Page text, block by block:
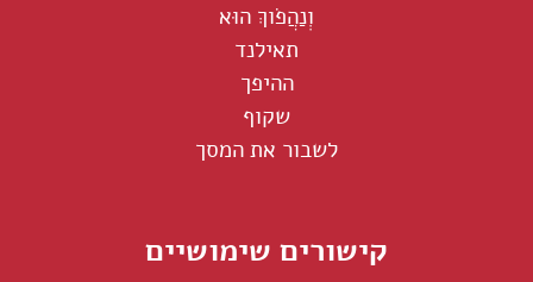
וְנַהֲפֹוךְ הוּא
תאילנד
ההיפך
שקוף
לשבור את המסך
קישורים שימושיים